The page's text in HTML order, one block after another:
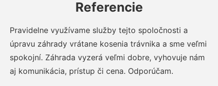
Referencie
Pravidelne využívame služby tejto spoločnosti a
úpravu záhrady vrátane kosenia trávnika a sme veľmi
spokojní. Záhrada vyzerá veľmi dobre, vyhovuje nám
aj komunikácia, prístup či cena. Odporúčam.